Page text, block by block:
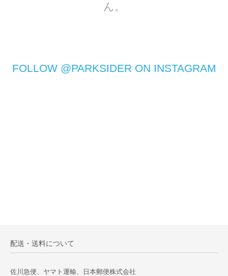
ん。
FOLLOW @PARKSIDER ON INSTAGRAM
配送・送料について
佐川急便、ヤマト運輸、日本郵便株式会社